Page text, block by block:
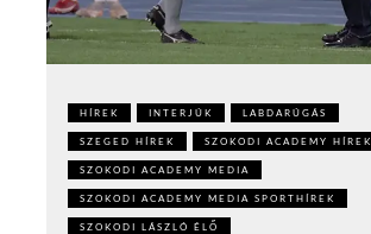
HÍREK INTERJÚK LABDARÚGÁS
SZEGED HÍREK SZOKODI ACADEMY HÍREK
SZOKODI ACADEMY MEDIA
SZOKODI ACADEMY MEDIA SPORTHÍREK
SZOKODI LÁSZLÓ ÉLŐ